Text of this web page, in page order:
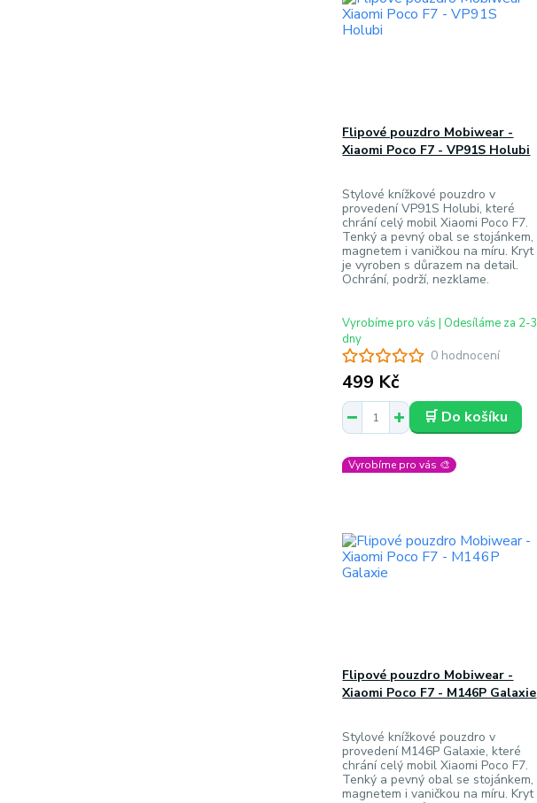
0 hodnocení
Flipové pouzdro Mobiwear -
Xiaomi Poco F7 - VP91S Holubi
Stylové knížkové pouzdro v
provedení VP91S Holubi, které
chrání celý mobil Xiaomi Poco F7.
Tenký a pevný obal se stojánkem,
magnetem i vaničkou na míru. Kryt
je vyroben s důrazem na detail.
Ochrání, podrží, nezklame.
499 Kč
Vyrobíme pro vás | Odesíláme za 2-3
dny
🛒 Do košíku
Vyrobíme pro vás 🎨
Flipové pouzdro Mobiwear -
Xiaomi Poco F7 - M146P Galaxie
Stylové knížkové pouzdro v
provedení M146P Galaxie, které
chrání celý mobil Xiaomi Poco F7.
Tenký a pevný obal se stojánkem,
magnetem i vaničkou na míru. Kryt